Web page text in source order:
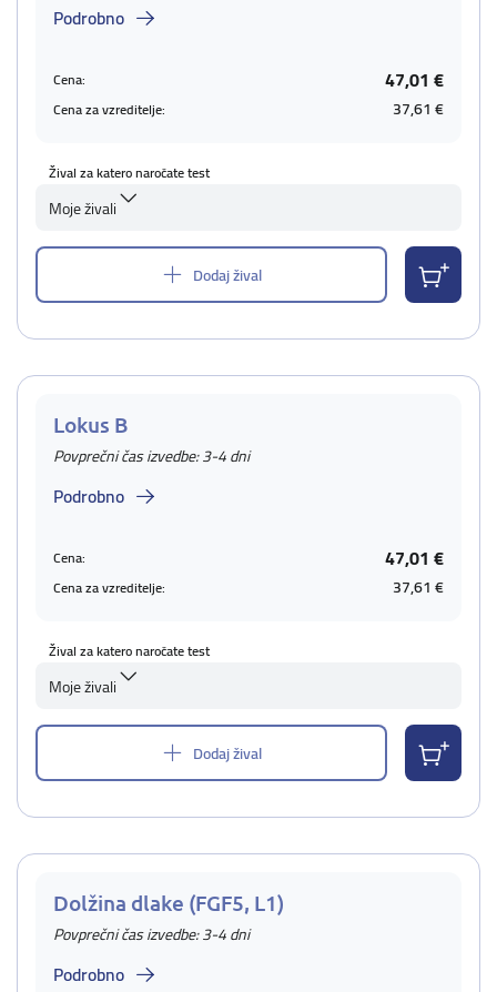
Podrobno
Cena: 47,01 €
Cena za vzreditelje: 37,61 €
Žival za katero naročate test
Moje živali
Dodaj žival
Lokus B
Povprečni čas izvedbe: 3-4 dni
Podrobno
Cena: 47,01 €
Cena za vzreditelje: 37,61 €
Žival za katero naročate test
Moje živali
Dodaj žival
Dolžina dlake (FGF5, L1)
Povprečni čas izvedbe: 3-4 dni
Podrobno